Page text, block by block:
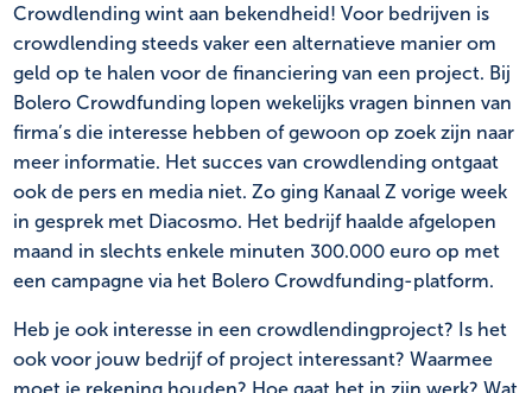
Crowdlending wint aan bekendheid! Voor bedrijven is
crowdlending steeds vaker een alternatieve manier om
geld op te halen voor de financiering van een project. Bij
Bolero Crowdfunding lopen wekelijks vragen binnen van
firma’s die interesse hebben of gewoon op zoek zijn naar
meer informatie. Het succes van crowdlending ontgaat
ook de pers en media niet. Zo ging Kanaal Z vorige week
in gesprek met Diacosmo. Het bedrijf haalde afgelopen
maand in slechts enkele minuten 300.000 euro op met
een campagne via het Bolero Crowdfunding-platform.
Heb je ook interesse in een crowdlendingproject? Is het
ook voor jouw bedrijf of project interessant? Waarmee
moet je rekening houden? Hoe gaat het in zijn werk? Wat